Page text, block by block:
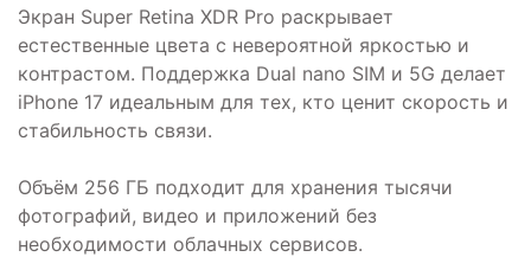
Экран Super Retina XDR Pro раскрывает
естественные цвета с невероятной яркостью и
контрастом. Поддержка Dual nano SIM и 5G делает
iPhone 17 идеальным для тех, кто ценит скорость и
стабильность связи.
Объём 256 ГБ подходит для хранения тысячи
фотографий, видео и приложений без
необходимости облачных сервисов.